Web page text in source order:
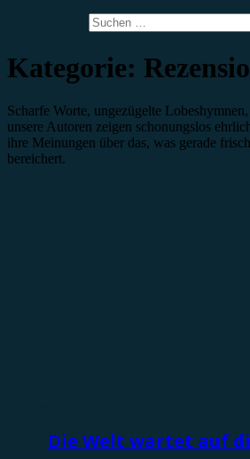
Suchen
nach:
Kategorie:
Scharfe Worte, ungezügelte
unsere Autoren zeigen schonungslos
ihre Meinungen über das, was gerade
bereichert.
Die Welt wartet auf